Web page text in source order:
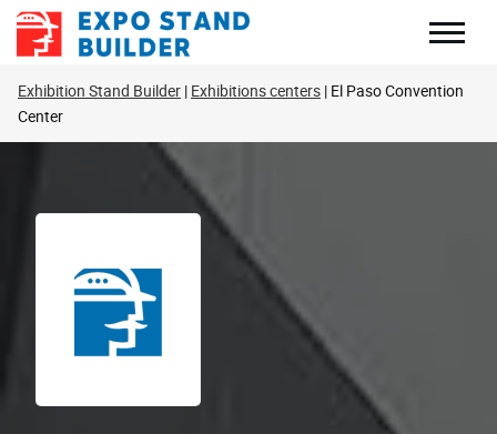
Перейти
Exhibition Stand Builder Exhibitions centers El Paso Convention
Center